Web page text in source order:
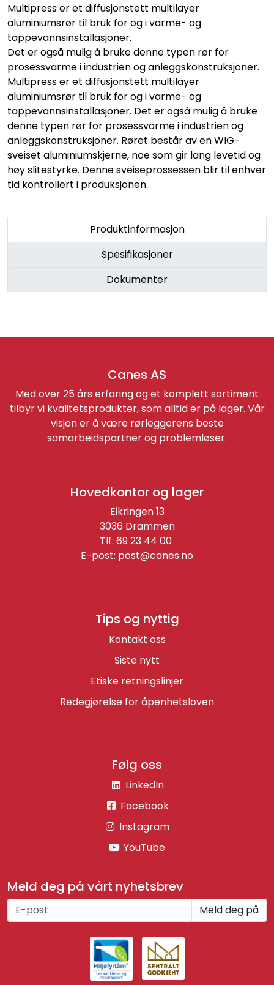
Multipress er et diffusjonstett multilayer
aluminiumsrør til bruk for og i varme- og
tappevannsinstallasjoner.
Det er også mulig å bruke denne typen rør for
prosessvarme i industrien og anleggskonstruksjoner.
Multipress er et diffusjonstett multilayer
aluminiumsrør til bruk for og i varme- og
tappevannsinstallasjoner. Det er også mulig å bruke
denne typen rør for prosessvarme i industrien og
anleggskonstruksjoner. Røret består av en WIG-
sveiset aluminiumskjerne, noe som gir lang levetid og
høy slitestyrke. Denne sveiseprossessen blir til enhver
tid kontrollert i produksjonen.
Produktinformasjon
Spesifikasjoner
Dokumenter
Canes AS
Med over 25 års erfaring og et komplett sortiment
tilbyr vi kvalitetsprodukter, som alltid er på lager. Vår
visjon er å være rørleggerens beste
samarbeidspartner og problemløser.
Meld deg på vårt nyhetsbrev
Meld deg på
Tips og nyttig
Kontakt oss
Siste nytt
Etiske retningslinjer
Redegjørelse for åpenhetsloven
Følg oss
LinkedIn
Facebook
Instagram
YouTube
Hovedkontor og lager
Eikringen 13
3036 Drammen
Tlf: 69 23 44 00
E-post: post@canes.no